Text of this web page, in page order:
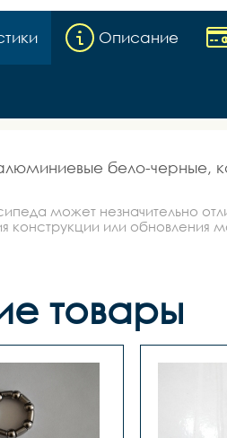
Описание
может незначительно
конструкции или обновления
товары